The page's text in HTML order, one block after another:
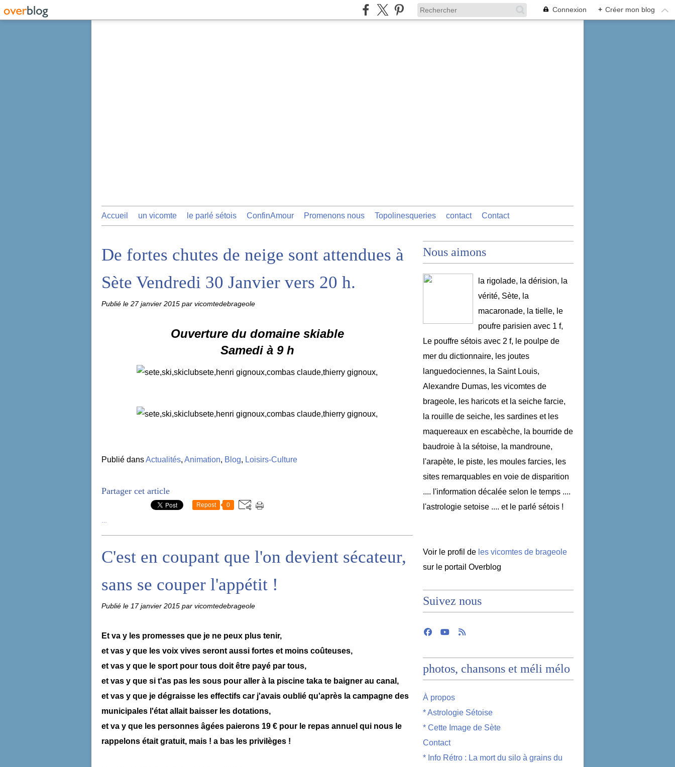
Connexion + Créer mon blog
Accueil un vicomte le parlé sétois ConfinAmour Promenons nous Topolinesqueries contact Contact
De fortes chutes de neige sont attendues à
Sète Vendredi 30 Janvier vers 20 h.
Publié le 27 janvier 2015 par vicomtedebrageole
Ouverture du domaine skiable
Samedi à 9 h
Publié dansActualités, Animation, Blog, Loisirs-Culture
Partager cet article
Repost 0
C'est en coupant que l'on devient sécateur,
sans se couper l'appétit !
Publié le 17 janvier 2015 par vicomtedebrageole
Et va y les promesses que je ne peux plus tenir,
et vas y que les voix vives seront aussi fortes et moins coûteuses,
et vas y que le sport pour tous doit être payé par tous,
et vas y que si t'as pas les sous pour aller à la piscine taka te baigner au canal,
et vas y que je dégraisse les effectifs car j'avais oublié qu'après la campagne des
municipales l'état allait baisser les dotations,
et va y que les personnes âgées paierons 19 € pour le repas annuel qui nous le
rappelons était gratuit, mais ! a bas les privilèges !
Nous aimons
la rigolade, la dérision, la
vérité, Sète, la
macaronade, la tielle, le
poufre parisien avec 1 f,
Le pouffre sétois avec 2 f, le poulpe de
mer du dictionnaire, les joutes
languedociennes, la Saint Louis,
Alexandre Dumas, les vicomtes de
brageole, les haricots et la seiche farcie,
la rouille de seiche, les sardines et les
maquereaux en escabèche, la bourride de
baudroie à la sétoise, la mandroune,
l'arapète, le piste, les moules farcies, les
sites remarquables en voie de disparition
.... l'information décalée selon le temps ....
l'astrologie setoise .... et le parlé sétois !
Voir le profil de les vicomtes de brageole
sur le portail Overblog
Suivez nous
photos, chansons et méli mélo
À propos
* Astrologie Sétoise
* Cette Image de Sète
Contact
* Info Rétro : La mort du silo à grains du